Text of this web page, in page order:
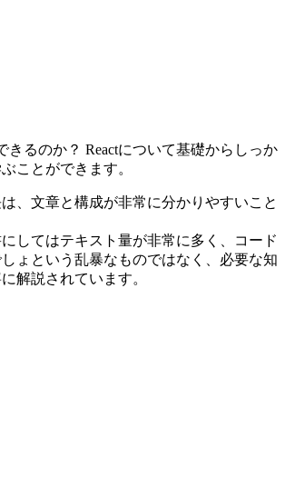
きるのか？ Reactについて基礎からしっか
ことができます。
、文章と構成が非常に分かりやすいこと
してはテキスト量が非常に多く、コード
ょという乱暴なものではなく、必要な知
解説されています。